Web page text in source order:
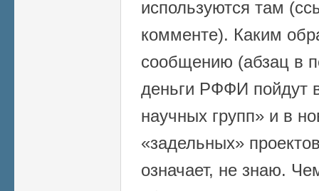
используются там
комменте). Каким
сообщению (абзац в
деньги РФФИ пойдут
научных групп» и в
«задельных»
означает, не знаю.